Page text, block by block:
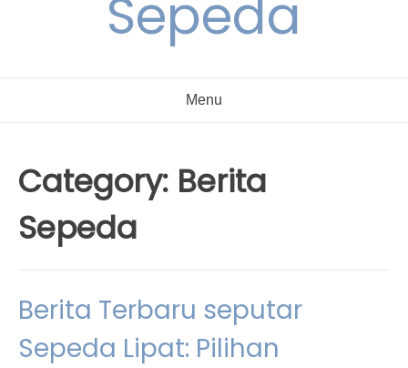
Sepeda
Menu
Category: Berita
Sepeda
Berita Terbaru seputar
Sepeda Lipat: Pilihan